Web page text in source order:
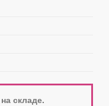
складе.